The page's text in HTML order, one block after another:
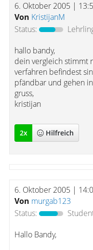
6. Oktober 2005 |
Von KristijanM
Status:
hallo bandy,
dein vergleich stimmt
verfahren befindest
pfändbar und gehen
gruss,
kristijan
2x Hilfreich
6. Oktober 2005 |
Von murgab123
Status:
Hallo Bandy,